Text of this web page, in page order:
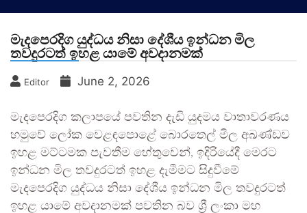
මැදපෙරදිග යුද්ධය නිසා දේශීය ඉන්ධන මිල
තවදුරටත් ඉහළ යාමේ අවදානමක්
Editor June 2, 2026
මැදපෙරදිග කලාපයේ පවතින දැඩි යුදමය වාතාවරණය
හමුවේ ලෝක වෙළඳපොළේ බොරතෙල් මිල අඛණ්ඩව
ඉහළ මට්ටමක පැවතීම හේතුවෙන්, ඉදිරියේදී මෙරට
ඉන්ධන මිල තවදුරටත් ඉහළ දැමීමට සිදුවීමේ
මැදපෙරදිග යුද්ධය නිසා දේශීය ඉන්ධන මිල තවදුරටත්
ඉහළ යාමේ අවදානමක් පවතින බව ශ්‍රී ලංකා මහ